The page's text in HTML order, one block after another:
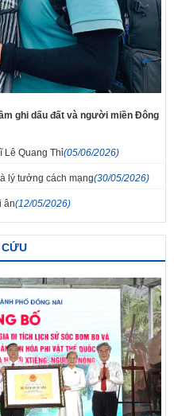
ghi dấu đất và người miền Đông
Lê Quang Thỉ(05/06/2026)
lý tưởng cách mạng(30/05/2026)
ân(12/05/2026)
CỨU